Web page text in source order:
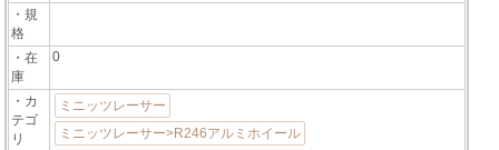
・規
格
・在
庫
0
・カ
テゴ
リ
ミニッツレーサー
ミニッツレーサー>R246アルミホイール